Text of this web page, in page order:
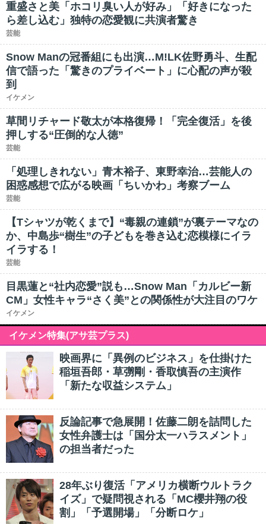
重盛さと美「ホコリ臭い人が好み」「好きになった
ら差し込む」独特の恋愛観に共演者驚き
芸能
Snow Manの冠番組にも出演…M!LK佐野勇斗、生配
信で語った「驚きのプライベート」に心配の声が殺
到
イケメン
草間リチャード敬太が本格復帰！「完全復活」を後
押しする“圧倒的な人徳”
芸能
「処理しきれない」青木裕子、東野幸治…芸能人の
困惑感想で広がる映画「ちいかわ」考察ブーム
芸能
【Tシャツが乾くまで】“毒親の連鎖”が裏テーマなの
か、中島歩“樹生”の子どもを巻き込む恋模様にイラ
イラする！
芸能
目黒蓮と“社内恋愛”説も…Snow Man「カルビー新
CM」女性キャラ“さく美”との関係性が大注目のワケ
イケメン
イケメン特集(アサ芸プラス)
映画界に「異例のビジネス」を仕掛けた
稲垣吾郎・草彅剛・香取慎吾の主演作
「新たな収益システム」
反論記事で急展開！佐藤二朗を詰問した
女性弁護士は「国分太一ハラスメント」
の担当者だった
28年ぶり復活「アメリカ横断ウルトラク
イズ」で疑問視される「MC櫻井翔の役
割」「予選開場」「分断ロケ」